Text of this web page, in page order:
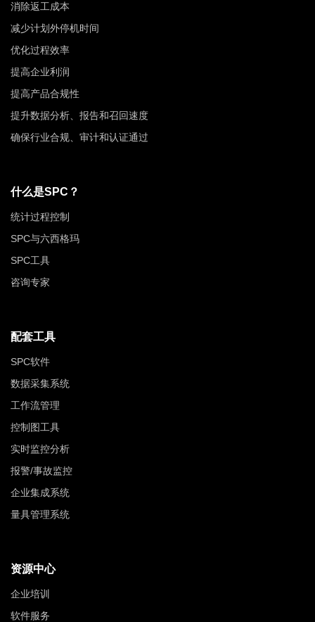
消除返工成本
减少计划外停机时间
优化过程效率
提高企业利润
提高产品合规性
提升数据分析、报告和召回速度
确保行业合规、审计和认证通过
什么是SPC？
统计过程控制
SPC与六西格玛
SPC工具
咨询专家
配套工具
SPC软件
数据采集系统
工作流管理
控制图工具
实时监控分析
报警/事故监控
企业集成系统
量具管理系统
资源中心
企业培训
软件服务